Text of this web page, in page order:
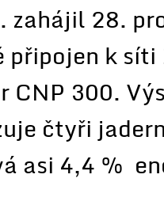
zahájil 28.
připojen k
CNP 300.
čtyři
asi 4,4 %